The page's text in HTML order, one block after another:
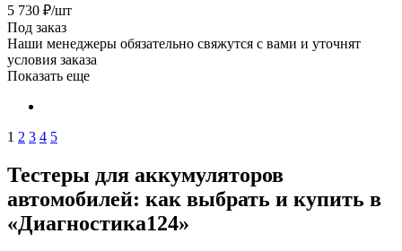
5 730 ₽/шт
Под заказ
Наши менеджеры обязательно свяжутся с вами и уточнят
условия заказа
Показать еще
1 2 3 4 5
Тестеры для аккумуляторов
автомобилей: как выбрать и купить в
«Диагностика124»